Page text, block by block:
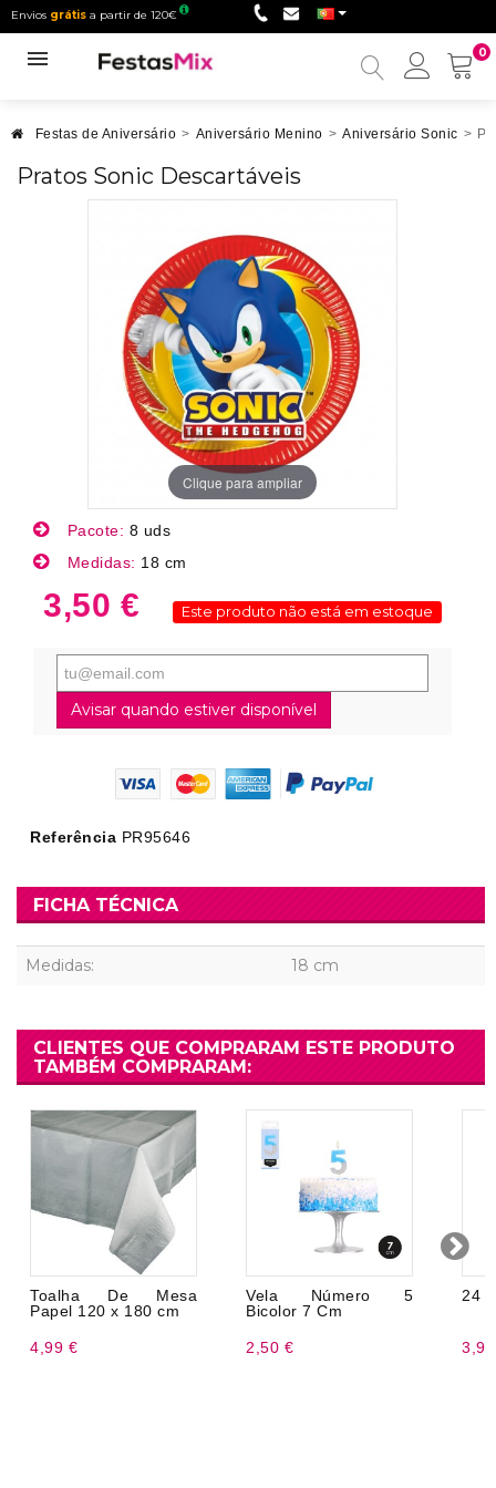
Envios grátis a partir de 120€
0
Minha
Festas de Aniversário > Aniversário Menino > Aniversário Sonic >
Pratos Sonic Descartáveis
Clique para ampliar
Pacote: 8 uds
Medidas: 18 cm
3,50 € Este produto não está em estoque
Avisar quando estiver disponível
Referência PR95646
FICHA TÉCNICA
Medidas: 18 cm
CLIENTES QUE COMPRARAM ESTE PRODUTO
TAMBÉM COMPRARAM:
Toalha De Mesa
Papel 120 x 180 cm
4,99 €
Vela Número 5
Bicolor 7 Cm
2,50 €
24